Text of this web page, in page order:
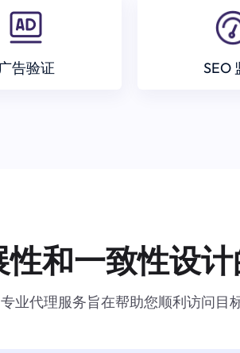
广告验证 SEO
性和一致性设
专业代理服务旨在帮助您顺利访问目